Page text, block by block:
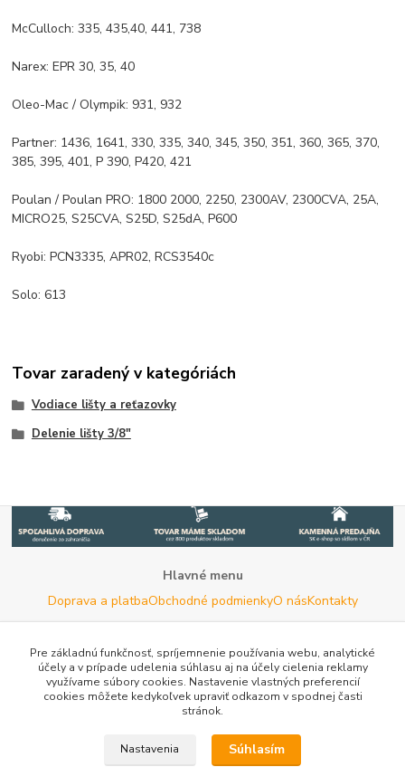
McCulloch: 335, 435,40, 441, 738
Narex: EPR 30, 35, 40
Oleo-Mac / Olympik: 931, 932
Partner: 1436, 1641, 330, 335, 340, 345, 350, 351, 360, 365, 370,
385, 395, 401, P 390, P420, 421
Poulan / Poulan PRO: 1800 2000, 2250, 2300AV, 2300CVA, 25A,
MICRO25, S25CVA, S25D, S25dA, P600
Ryobi: PCN3335, APR02, RCS3540c
Solo: 613
Tovar zaradený v kategóriách
Vodiace lišty a reťazovky
Delenie lišty 3/8"
Hlavné menu
Doprava a platbaObchodné podmienkyO násKontakty
Potrebujete poradiť s výberom?
Neváhajte nás kontaktovať.
Tel:+420 722 744 267- Po - Pia (8 - 16 hod)
Email: info@woodman.sk- kedykoľvek
Užitočné informácie
E-les.cz - Zahradní technika Stihl KoniceTovar.sk - porovnanie
Pre základnú funkčnosť, spríjemnenie používania webu, analytické
účely a v prípade udelenia súhlasu aj na účely cielenia reklamy
využívame súbory cookies. Nastavenie vlastných preferencií
cookies môžete kedykoľvek upraviť odkazom v spodnej časti
stránok.
Nastavenia Súhlasím